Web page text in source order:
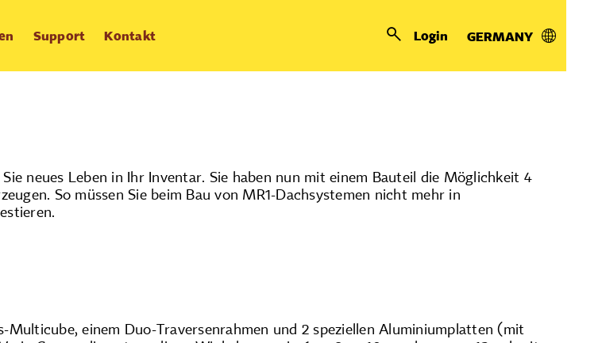
Support Kontakt Login GERMANY
Maximale Flexibilität für MR1-Dächer!
neues Leben in Ihr Inventar. Sie haben nun mit einem Bauteil die Möglichkeit 4
So müssen Sie beim Bau von MR1-Dachsystemen nicht mehr in
Multicube, einem Duo-Traversenrahmen und 2 speziellen Aluminiumplatten (mit